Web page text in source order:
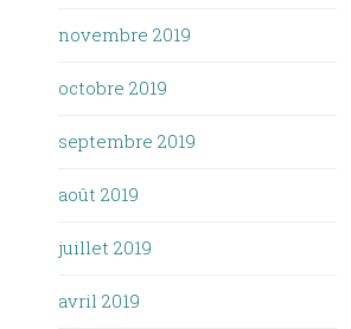
novembre 2019
octobre 2019
septembre 2019
août 2019
juillet 2019
avril 2019